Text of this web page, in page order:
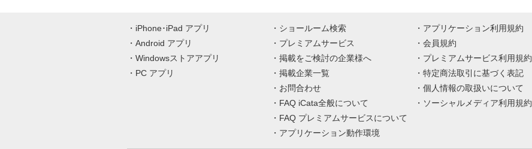
iPhone･iPad アプリ
Android アプリ
Windowsストアアプリ
PC アプリ
ショールーム検索
プレミアムサービス
掲載をご検討の企業様へ
掲載企業一覧
お問合わせ
FAQ iCata全般について
FAQ プレミアムサービスについて
アプリケーション動作環境
アプリケーション利用規約
会員規約
プレミアムサービス利用規約
特定商法取引に基づく表記
個人情報の取扱いについて
ソーシャルメディア利用規約